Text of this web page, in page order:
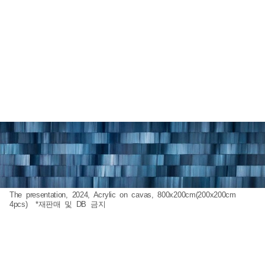
The presentation, 2024, Acrylic on cavas, 800x200cm(200x200cm
4pcs) *재판매 및 DB 금지